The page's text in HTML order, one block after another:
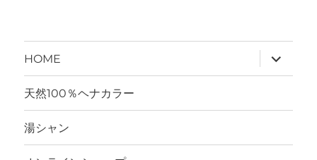
HOME
ブ
メ
ー
開
天然100％ヘナカラー
湯シャン